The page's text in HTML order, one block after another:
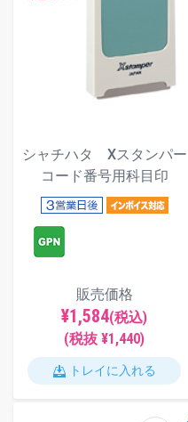
シャチハタ Xスタンパー
コード番号用科目印
販売価格
¥1,584(税込)
(税抜 ¥1,440)
トレイに入れる